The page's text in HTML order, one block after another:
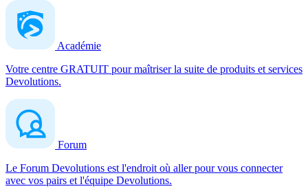
Académie
Votre centre GRATUIT pour maîtriser la suite de produits et services
Devolutions.
Forum
Le Forum Devolutions est l'endroit où aller pour vous connecter
avec vos pairs et l'équipe Devolutions.